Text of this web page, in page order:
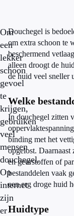
Om
een
lekker
schoon
gevoel
te
krijgen,
gebruiken
veel
mensen
douchegel.
Op
internet
zijn
er
Douchegel is
om extra schoon te
beschermend
alleen droogt de
de huid veel sneller
Welke
In douchegel zitten
binding met het
opgelost. Daarnaast
en geurstoffen of
bestanddelen vaak
een erg droge huid
Huidtype